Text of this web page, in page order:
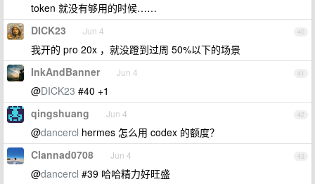
token 就没有够用的时候……
40
DICK23 Jun 4
我开的 pro 20x ，就没蹬到过周 50%以下的场景
41
InkAndBanner Jun 4
@DICK23 #40 +1
42
qingshuang Jun 4
@dancercl hermes 怎么用 codex 的额度？
43
Clannad0708 Jun 4
@dancercl #39 哈哈精力好旺盛